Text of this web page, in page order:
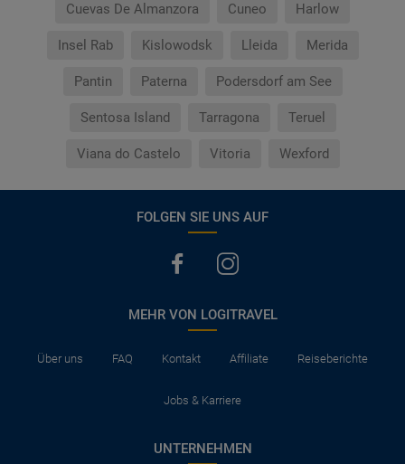
Cuevas De Almanzora Cuneo Harlow
Insel Rab Kislowodsk Lleida Merida
Pantin Paterna Podersdorf am See
Sentosa Island Tarragona Teruel
Viana do Castelo Vitoria Wexford
FOLGEN SIE UNS AUF
MEHR VON LOGITRAVEL
Über uns FAQ Kontakt Affiliate Reiseberichte
Jobs & Karriere
UNTERNEHMEN